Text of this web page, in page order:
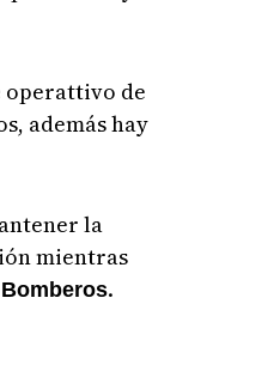
operattivo de
además hay
la
mientras
.